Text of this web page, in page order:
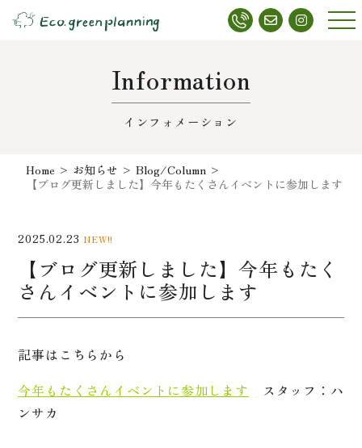
メニ
Information
インフォメーション
Home > お知らせ >Blog/Column >
【ブログ更新しました】今年もたくさんイベントに参加します
2025.02.23 NEW!!
【ブログ更新しました】今年もたく
さんイベントに参加します
記事はこちらから
今年もたくさんイベントに参加します スタッフ：ハ
ンサカ